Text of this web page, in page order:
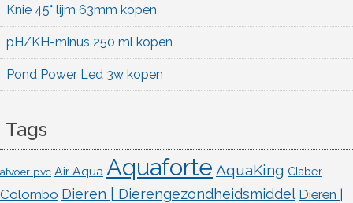
Knie 45° lijm 63mm kopen
pH/KH-minus 250 ml kopen
Pond Power Led 3w kopen
Tags
afvoer pvc Air Aqua Aquaforte AquaKing Claber
Colombo Dieren | Dierengezondheidsmiddel Dieren |